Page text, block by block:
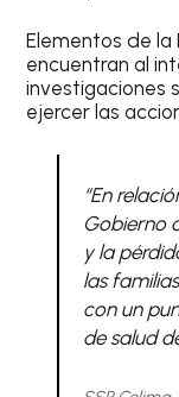
Elementos de la
encuentran al
investigaciones
ejercer las
“En
Gobierno
y la
las
con un
de salud